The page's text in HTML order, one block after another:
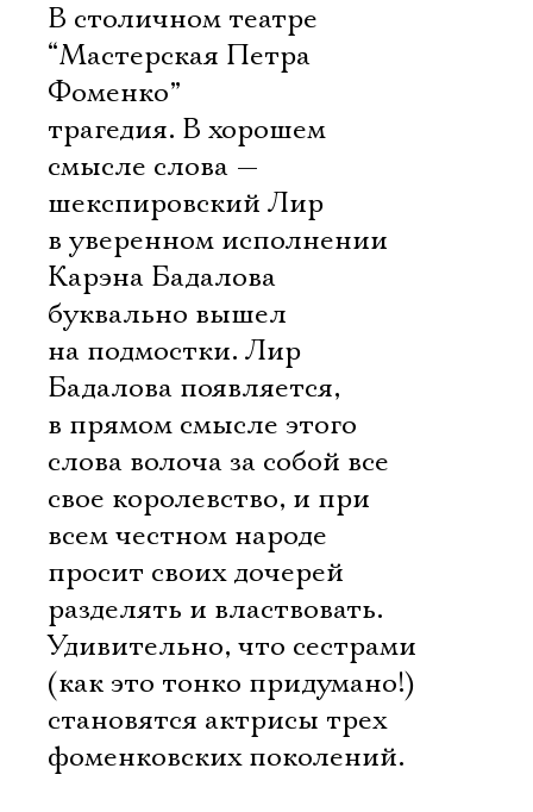
В столичном театре
“Мастерская Петра
Фоменко”
трагедия. В хорошем
смысле слова —
шекспировский Лир
в уверенном исполнении
Карэна Бадалова
буквально вышел
на подмостки. Лир
Бадалова появляется,
в прямом смысле этого
слова волоча за собой все
свое королевство, и при
всем честном народе
просит своих дочерей
разделять и властвовать.
Удивительно, что сестрами
(как это тонко придумано!)
становятся актрисы трех
фоменковских поколений.